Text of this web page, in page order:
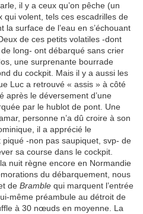
il y a ceux qu’on pêche (un
volent, tels ces escadrilles de
la surface de l’eau en s’échouant
de ces petits volatiles -dont
long- ont débarqué sans crier
une surprenante bourrade
du cockpit. Mais il y a aussi les
Luc a retrouvé « assis » à côté
après le déversement d’une
par le hublot de pont. Une
personne n’a dû croire à son
il a apprécié le
piqué -non pas saupiquet, svp- de
sa course dans le cockpit.
nuit règne encore en Normandie
du débarquement, nous
de Bramble qui marquent l’entrée
même préambule au détroit de
à 30 nœuds en moyenne. La